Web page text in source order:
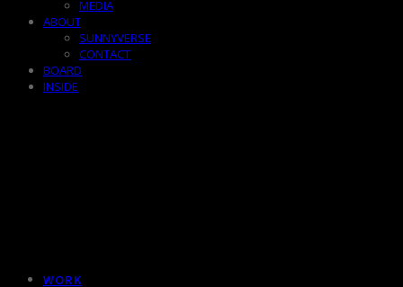
MEDIA
ABOUT
SUNNYVERSE
CONTACT
BOARD
INSIDE
WORK